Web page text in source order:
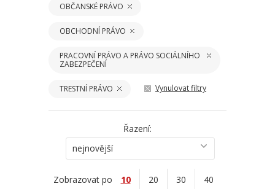
OBČANSKÉ PRÁVO
OBCHODNÍ PRÁVO
PRACOVNÍ PRÁVO A PRÁVO SOCIÁLNÍHO
ZABEZPEČENÍ
TRESTNÍ PRÁVO Vynulovat filtry
Řazení:
nejnovější
Zobrazovat po 10 20 30 40